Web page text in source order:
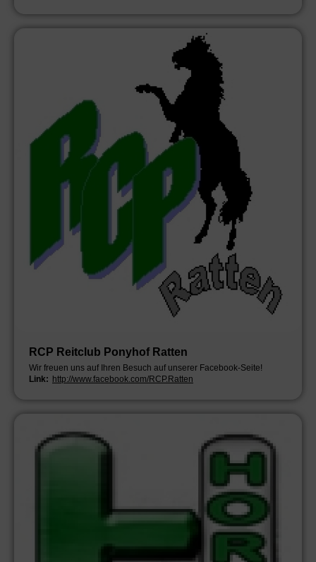
RCP Reitclub Ponyhof Ratten
Wir freuen uns auf Ihren Besuch auf unserer Facebook-Seite!
Link: http://www.facebook.com/RCP.Ratten